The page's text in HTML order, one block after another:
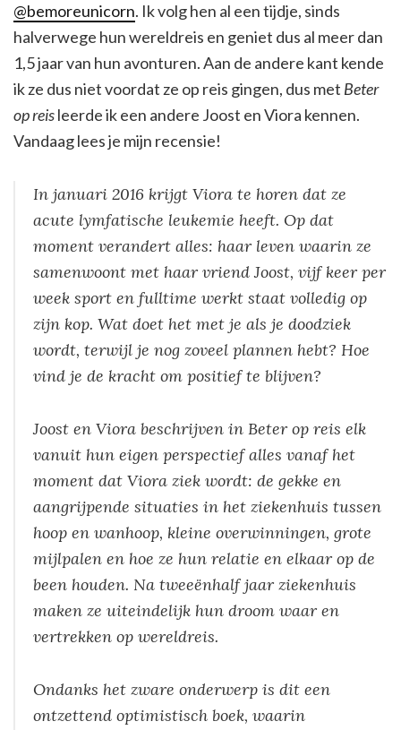
@bemoreunicorn. Ik volg hen al een tijdje, sinds
halverwege hun wereldreis en geniet dus al meer dan
1,5 jaar van hun avonturen. Aan de andere kant kende
ik ze dus niet voordat ze op reis gingen, dus met Beter
op reisleerde ik een andere Joost en Viora kennen.
Vandaag lees je mijn recensie!
In januari 2016 krijgt Viora te horen dat ze
acute lymfatische leukemie heeft. Op dat
moment verandert alles: haar leven waarin ze
samenwoont met haar vriend Joost, vijf keer per
week sport en fulltime werkt staat volledig op
zijn kop. Wat doet het met je als je doodziek
wordt, terwijl je nog zoveel plannen hebt? Hoe
vind je de kracht om positief te blijven?
Joost en Viora beschrijven in Beter op reis elk
vanuit hun eigen perspectief alles vanaf het
moment dat Viora ziek wordt: de gekke en
aangrijpende situaties in het ziekenhuis tussen
hoop en wanhoop, kleine overwinningen, grote
mijlpalen en hoe ze hun relatie en elkaar op de
been houden. Na tweeënhalf jaar ziekenhuis
maken ze uiteindelijk hun droom waar en
vertrekken op wereldreis.
Ondanks het zware onderwerp is dit een
ontzettend optimistisch boek, waarin